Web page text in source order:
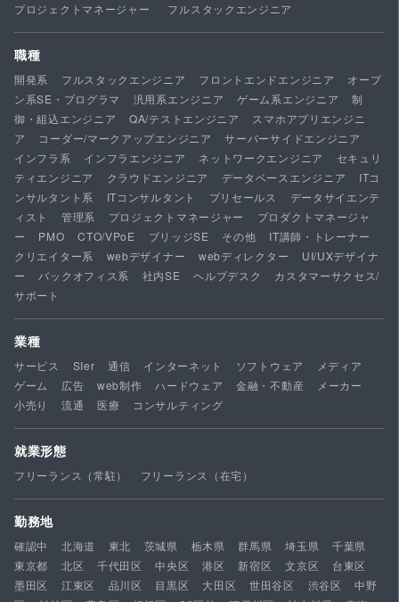
プロジェクトマネージャー
フルスタックエンジニア
職種
開発系 フルスタックエンジニア フロントエンドエンジニア
オープ
ン系SE・プログラマ
汎用系エンジニア ゲーム系エンジニア
制
御・組込エンジニア
QA/テストエンジニア
スマホアプリエンジニ
ア
コーダー/マークアップエンジニア
サーバーサイドエンジニア
インフラ系
インフラエンジニア ネットワークエンジニア
セキュリ
ティエンジニア
クラウドエンジニア データベースエンジニア
ITコ
ンサルタント系
ITコンサルタント プリセールス
データサイエンテ
ィスト
管理系 プロジェクトマネージャー
プロダクトマネージャ
ー
PMO CTO/VPoE ブリッジSE その他
IT講師・トレーナー
クリエイター系
webデザイナー webディレクター
UI/UXデザイナ
ー
バックオフィス系 社内SE ヘルプデスク
カスタマーサクセス/
サポート
業種
サービス SIer 通信 インターネット ソフトウェア
メディア
ゲーム
広告 web制作 ハードウェア 金融・不動産
メーカー
小売り
流通 医療 コンサルティング
就業形態
フリーランス（常駐） フリーランス（在宅）
勤務地
確認中 北海道 東北 茨城県 栃木県 群馬県 埼玉県
千葉県
東京都
北区 千代田区 中央区 港区 新宿区 文京区
台東区
墨田区
江東区 品川区 目黒区 大田区 世田谷区 渋谷区
中野